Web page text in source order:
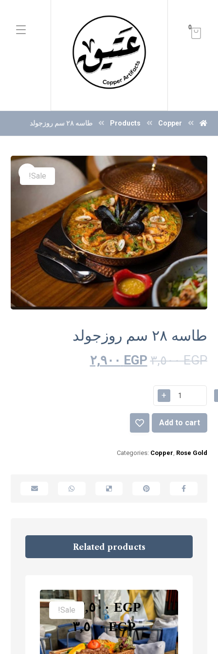
0
Products Copper طاسه ٢٨ سم روزجولد
Sale!
طاسه ٢٨ سم روزجولد
٣,٥٠٠EGP
EGP
+
Add to cart
Categories: Copper, Rose Gold
Related products
٢,٥٠٠EGP
–
٣,٥٠٠EGP
Sale!